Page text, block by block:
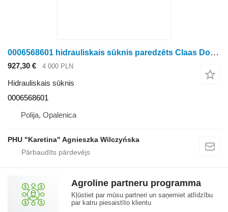
0006568601 hidrauliskais sūknis paredzēts Claas Dominator 98
927,30 € 4 000 PLN
Hidrauliskais sūknis
0006568601
Polija, Opalenica
PHU "Karetina" Agnieszka Wilczyńska
Agroline partneru programma
Kļūstiet par mūsu partneri un saņemiet atlīdzību
par katru piesaistīto klientu